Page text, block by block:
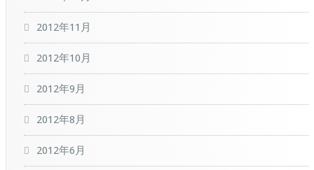
2012年11月
2012年10月
2012年9月
2012年8月
2012年6月